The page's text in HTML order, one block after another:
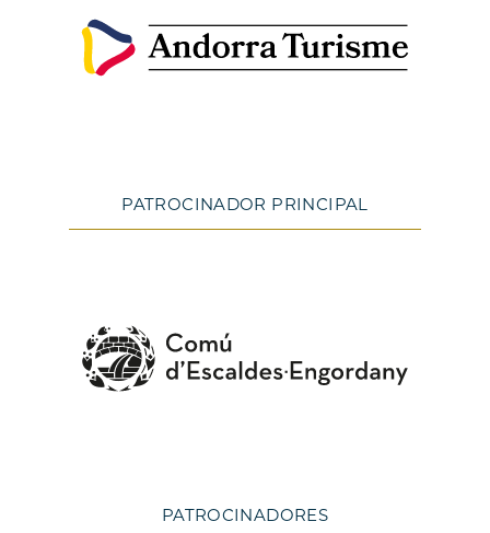
PATROCINADOR PRINCIPAL
PATROCINADORES